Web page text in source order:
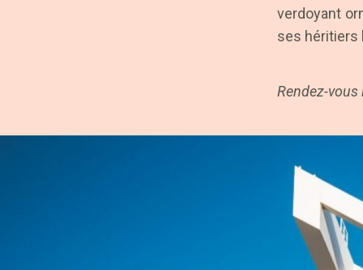
verdoyant
ses héritiers
Rendez-